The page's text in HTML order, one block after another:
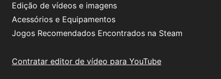
Edição de vídeos e imagens
Acessórios e Equipamentos
Jogos Recomendados Encontrados na Steam
Contratar editor de vídeo para YouTube